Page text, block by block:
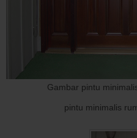
Gambar pintu
pintu minimalis